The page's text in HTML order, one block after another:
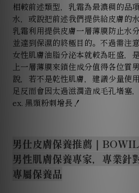
相較前述類型，乳霜為最濃稠的品
水，或說把前述我們提供給皮膚的
乳霜利用提供皮膚一層薄膜防止水
並達到保濕的終極目的。不過需注
女性肌膚油脂分泌本就較為旺盛，
上一層薄膜來鎖住成分值得各位質
說，若不是乾性肌膚，建議少量使
足反而會因太過滋潤造成毛孔堵塞
ex. 黑頭粉刺增長！
男仕皮膚保養推薦｜
男性肌膚保養專家，專業針
專屬保養品